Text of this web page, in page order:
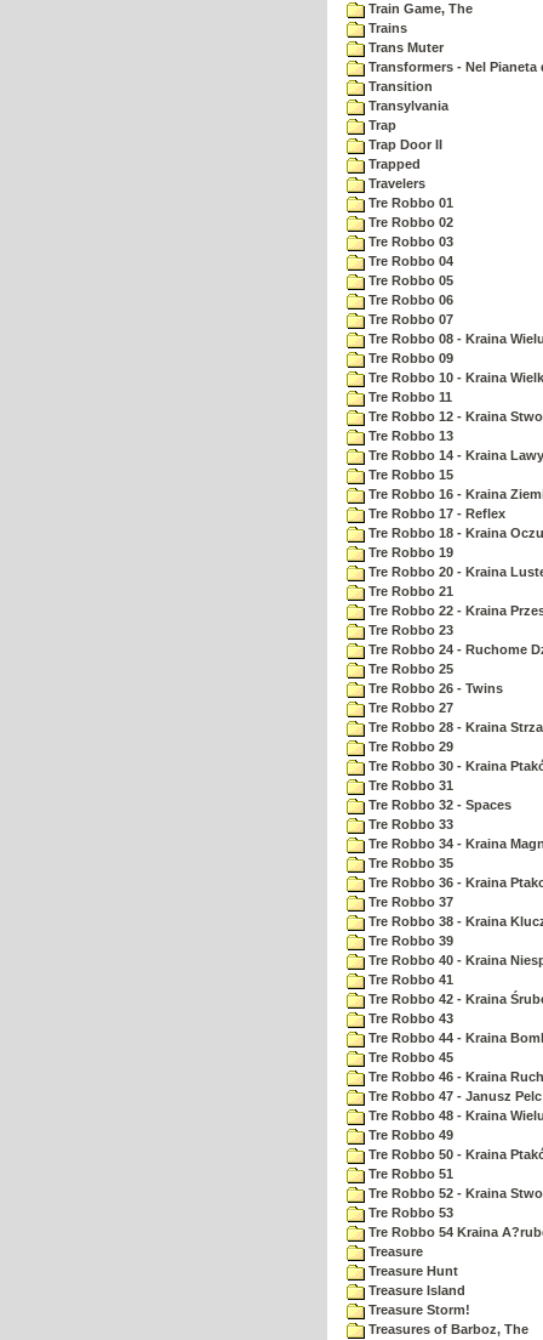
Train Game, The
Trains
Trans Muter
Transformers - Nel Pianeta
Transition
Transylvania
Trap
Trap Door II
Trapped
Travelers
Tre Robbo 01
Tre Robbo 02
Tre Robbo 03
Tre Robbo 04
Tre Robbo 05
Tre Robbo 06
Tre Robbo 07
Tre Robbo 08 - Kraina
Tre Robbo 09
Tre Robbo 10 - Kraina
Tre Robbo 11
Tre Robbo 12 - Kraina
Tre Robbo 13
Tre Robbo 14 - Kraina Lawy
Tre Robbo 15
Tre Robbo 16 - Kraina
Tre Robbo 17 - Reflex
Tre Robbo 18 - Kraina Oczu
Tre Robbo 19
Tre Robbo 20 - Kraina
Tre Robbo 21
Tre Robbo 22 - Kraina
Tre Robbo 23
Tre Robbo 24 - Ruchome
Tre Robbo 25
Tre Robbo 26 - Twins
Tre Robbo 27
Tre Robbo 28 - Kraina
Tre Robbo 29
Tre Robbo 30 - Kraina
Tre Robbo 31
Tre Robbo 32 - Spaces
Tre Robbo 33
Tre Robbo 34 - Kraina
Tre Robbo 35
Tre Robbo 36 - Kraina
Tre Robbo 37
Tre Robbo 38 - Kraina
Tre Robbo 39
Tre Robbo 40 - Kraina
Tre Robbo 41
Tre Robbo 42 - Kraina
Tre Robbo 43
Tre Robbo 44 - Kraina
Tre Robbo 45
Tre Robbo 46 - Kraina
Tre Robbo 47 - Janusz
Tre Robbo 48 - Kraina
Tre Robbo 49
Tre Robbo 50 - Kraina
Tre Robbo 51
Tre Robbo 52 - Kraina
Tre Robbo 53
Tre Robbo 54 Kraina
Treasure
Treasure Hunt
Treasure Island
Treasure Storm!
Treasures of Barboz, The